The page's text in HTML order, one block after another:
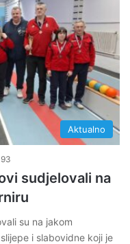
Aktualno
93
sudjelovali na
su na jakom
i slabovidne koji je